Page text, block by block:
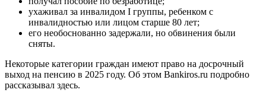
ухаживал за инвалидом I группы, ребенком с
инвалидностью или лицом старше 80 лет;
его необоснованно задержали, но обвинения были
сняты.
Некоторые категории граждан имеют право на досрочный
выход на пенсию в 2025 году. Об этом Bankiros.ru подробно
рассказывал здесь.